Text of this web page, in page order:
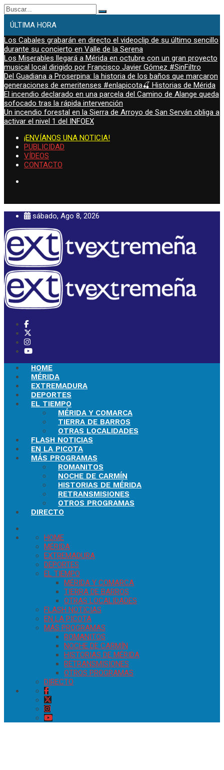
Buscar:
ÚLTIMA HORA
Los Cabales grabarán en directo el videoclip de su último sencillo
durante su concierto en Valle de la Serena
Los Miserables llegará a Mérida en octubre con un gran proyecto
musical local dirigido por Francisco Javier Gómez #SinFiltro
Del Guadiana a Proserpina: la historia de los baños que marcaron
generaciones de emeritenses #enlapicota🍒 Historias de Mérida
El incendio declarado en una parcela del Camino de Alange queda
sofocado tras la rápida intervención
Un incendio forestal en la Sierra de Arroyo de San Serván obliga a
activar el nivel 1 del INFOEX
¡ENVÍANOS UNA NOTICIA!
PUBLICIDAD
VÍDEOS
CONTACTO
sábado, Ago 8, 2026
HOME
MÉRIDA
EXTREMADURA
DEPORTES
EL TIEMPO
MÉRIDA Y COMARCA
TIERRA DE BARROS
OTRAS LOCALIDADES
FLASH NOTICIAS
EN LA PICOTA
MÁS PROGRAMAS
ROMANITOS
NOCHE DE CARMÍN
HISTORIAS DE MÉRIDA
RETRANSMISIONES
OTROS PROGRAMAS
DIRECTO
HOME
MÉRIDA
EXTREMADURA
DEPORTES
EL TIEMPO
MÉRIDA Y COMARCA
TIERRA DE BARROS
OTRAS LOCALIDADES
FLASH NOTICIAS
EN LA PICOTA
MÁS PROGRAMAS
ROMANITOS
NOCHE DE CARMÍN
HISTORIAS DE MÉRIDA
RETRANSMISIONES
OTROS PROGRAMAS
DIRECTO